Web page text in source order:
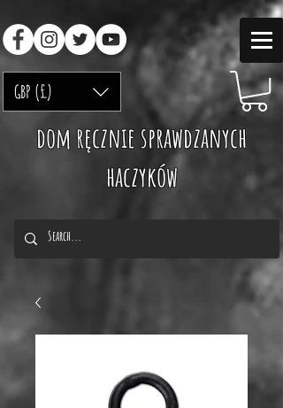
GBP (£)
dom ręcznie sprawdzanych
haczyków